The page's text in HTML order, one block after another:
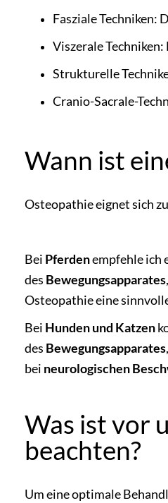
Fasziale Techniken:
Viszerale
Strukturelle
Cranio-Sacrale-
Wann ist
Osteopathie eignet sich
Bei Pferdenempfehle ich
des Bewegungsapparates
Osteopathie eine
Bei Hunden und Katzen
des Bewegungsapparates
bei neurologischen
Was ist vor
beachten?
Um eine optimale